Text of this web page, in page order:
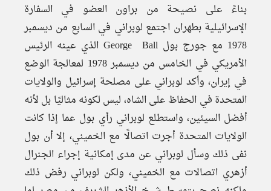
بناءً على نصيحة من براون العضو في السفارة
الإسرائيلية بطهران اجتمع لوبراني في السابع من ديسمبر
1978 مع جورج بول George Ball الذي عينه الرئيس
الأمريكي في الخامس من ديسمبر 1978 لمعالجة الوضع
في إيران، وأكد لوبراني على مصلحة إسرائيل والولايات
المتحدة في الحفاظ على الشاه، ليس لكونه مثاليًا بل لأنه
أفضل السيئين، واستطلع لوبراني رأي بول عما إذا كانت
الولايات المتحدة أجرت اتصالًا مع الخميني، إلا أن بول
نفى ذلك وسأل لوبراني عن مدى إمكانية إجراء الجنرال
أزهري اتصالات مع الخميني، ولكن لوبراني رفض ذلك